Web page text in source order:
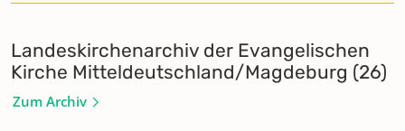
Landeskirchenarchiv der Evangelischen
Kirche Mitteldeutschland/Magdeburg (26)
Zum Archiv